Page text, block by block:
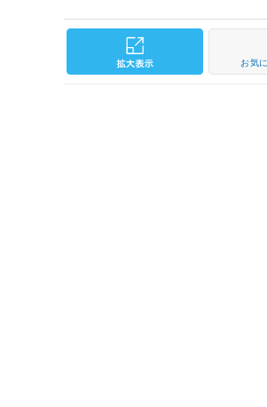
お気